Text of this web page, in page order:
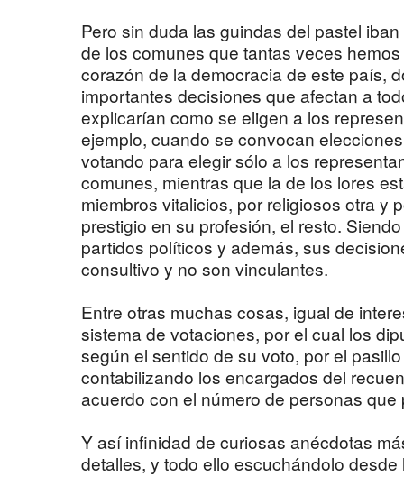
Pero sin duda las guindas del pastel
de los comunes que tantas veces
corazón de la democracia de este país,
importantes decisiones que afectan a
explicarían como se eligen a los
ejemplo, cuando se convocan
votando para elegir sólo a los
comunes, mientras que la de los lores
miembros vitalicios, por religiosos otra y
prestigio en su profesión, el resto.
partidos políticos y además, sus
consultivo y no son vinculantes.
Entre otras muchas cosas, igual de
sistema de votaciones, por el cual los
según el sentido de su voto, por el
contabilizando los encargados del
acuerdo con el número de personas
Y así infinidad de curiosas anécdotas
detalles, y todo ello escuchándolo